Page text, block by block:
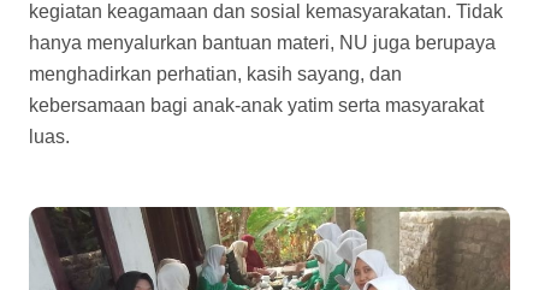
kegiatan keagamaan dan sosial kemasyarakatan. Tidak
hanya menyalurkan bantuan materi, NU juga berupaya
menghadirkan perhatian, kasih sayang, dan
kebersamaan bagi anak-anak yatim serta masyarakat
luas.